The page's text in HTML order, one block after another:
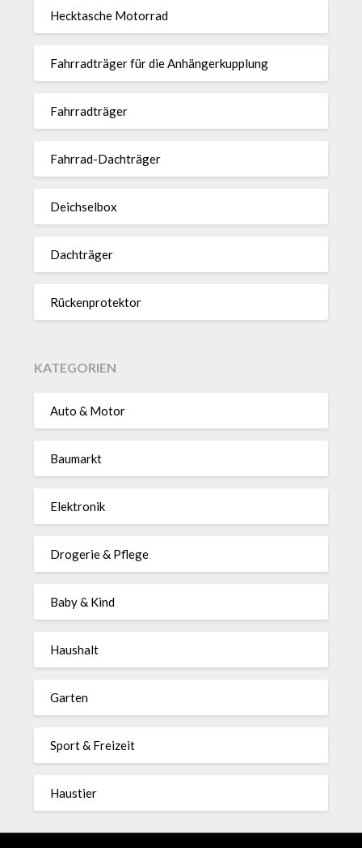
Heck­ta­sche Motorrad
Fahr­rad­träger für die Anhän­ger­kup­p­lung
Fahr­rad­träger
Fahrrad-Dach­träger
Deich­selbox
Dach­träger
Rücken­pro­tektor
KATEGORIEN
Auto & Motor
Baumarkt
Elektronik
Drogerie & Pflege
Baby & Kind
Haushalt
Garten
Sport & Freizeit
Haustier